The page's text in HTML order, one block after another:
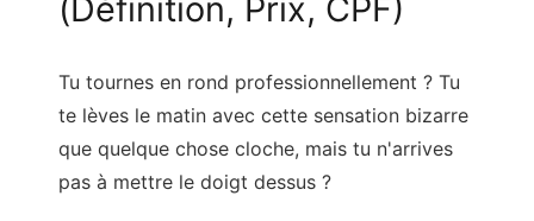
(Définition, Prix, CPF)
Tu tournes en rond professionnellement ? Tu
te lèves le matin avec cette sensation bizarre
que quelque chose cloche, mais tu n'arrives
pas à mettre le doigt dessus ?